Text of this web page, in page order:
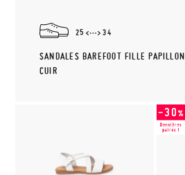
25 34
SANDALES BAREFOOT FILLE PAPILLON
CUIR